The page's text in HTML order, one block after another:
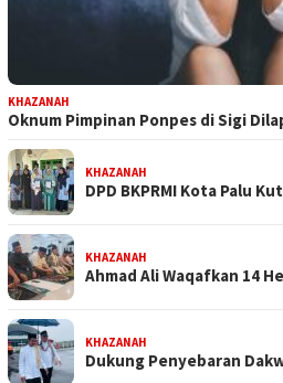
KHAZANAH
Oknum Pimpinan Ponpes di Sigi
KHAZANAH
DPD BKPRMI Kota Palu
KHAZANAH
Ahmad Ali Waqafkan 14
KHAZANAH
Dukung Penyebaran